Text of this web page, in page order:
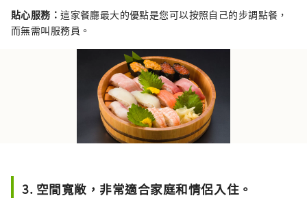
貼心服務：這家餐廳最大的優點是您可以按照自己的步調點餐，
而無需叫服務員。
3. 空間寬敞，非常適合家庭和情侶入住。